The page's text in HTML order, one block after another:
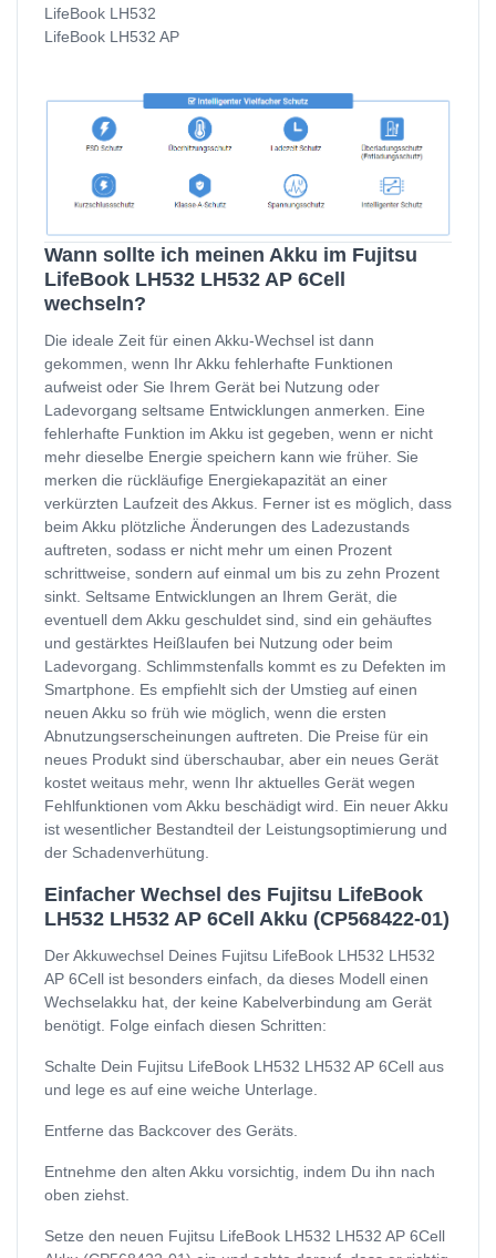
LifeBook LH532
LifeBook LH532 AP
Wann sollte ich meinen Akku im Fujitsu
LifeBook LH532 LH532 AP 6Cell
wechseln?
Die ideale Zeit für einen Akku-Wechsel ist dann
gekommen, wenn Ihr Akku fehlerhafte Funktionen
aufweist oder Sie Ihrem Gerät bei Nutzung oder
Ladevorgang seltsame Entwicklungen anmerken. Eine
fehlerhafte Funktion im Akku ist gegeben, wenn er nicht
mehr dieselbe Energie speichern kann wie früher. Sie
merken die rückläufige Energiekapazität an einer
verkürzten Laufzeit des Akkus. Ferner ist es möglich, dass
beim Akku plötzliche Änderungen des Ladezustands
auftreten, sodass er nicht mehr um einen Prozent
schrittweise, sondern auf einmal um bis zu zehn Prozent
sinkt. Seltsame Entwicklungen an Ihrem Gerät, die
eventuell dem Akku geschuldet sind, sind ein gehäuftes
und gestärktes Heißlaufen bei Nutzung oder beim
Ladevorgang. Schlimmstenfalls kommt es zu Defekten im
Smartphone. Es empfiehlt sich der Umstieg auf einen
neuen Akku so früh wie möglich, wenn die ersten
Abnutzungserscheinungen auftreten. Die Preise für ein
neues Produkt sind überschaubar, aber ein neues Gerät
kostet weitaus mehr, wenn Ihr aktuelles Gerät wegen
Fehlfunktionen vom Akku beschädigt wird. Ein neuer Akku
ist wesentlicher Bestandteil der Leistungsoptimierung und
der Schadenverhütung.
Einfacher Wechsel des Fujitsu LifeBook
LH532 LH532 AP 6Cell Akku (CP568422-01)
Der Akkuwechsel Deines Fujitsu LifeBook LH532 LH532
AP 6Cell ist besonders einfach, da dieses Modell einen
Wechselakku hat, der keine Kabelverbindung am Gerät
benötigt. Folge einfach diesen Schritten:
Schalte Dein Fujitsu LifeBook LH532 LH532 AP 6Cell aus
und lege es auf eine weiche Unterlage.
Entferne das Backcover des Geräts.
Entnehme den alten Akku vorsichtig, indem Du ihn nach
oben ziehst.
Setze den neuen Fujitsu LifeBook LH532 LH532 AP 6Cell